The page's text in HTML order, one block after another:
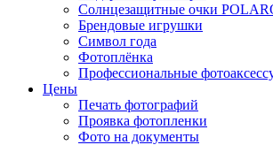
Солнцезащитные очки
Брендовые игрушки
Символ года
Фотоплёнка
Профессиональные
Цены
Печать фотографий
Проявка фотопленки
Фото на документы